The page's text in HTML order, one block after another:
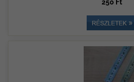
250 Ft